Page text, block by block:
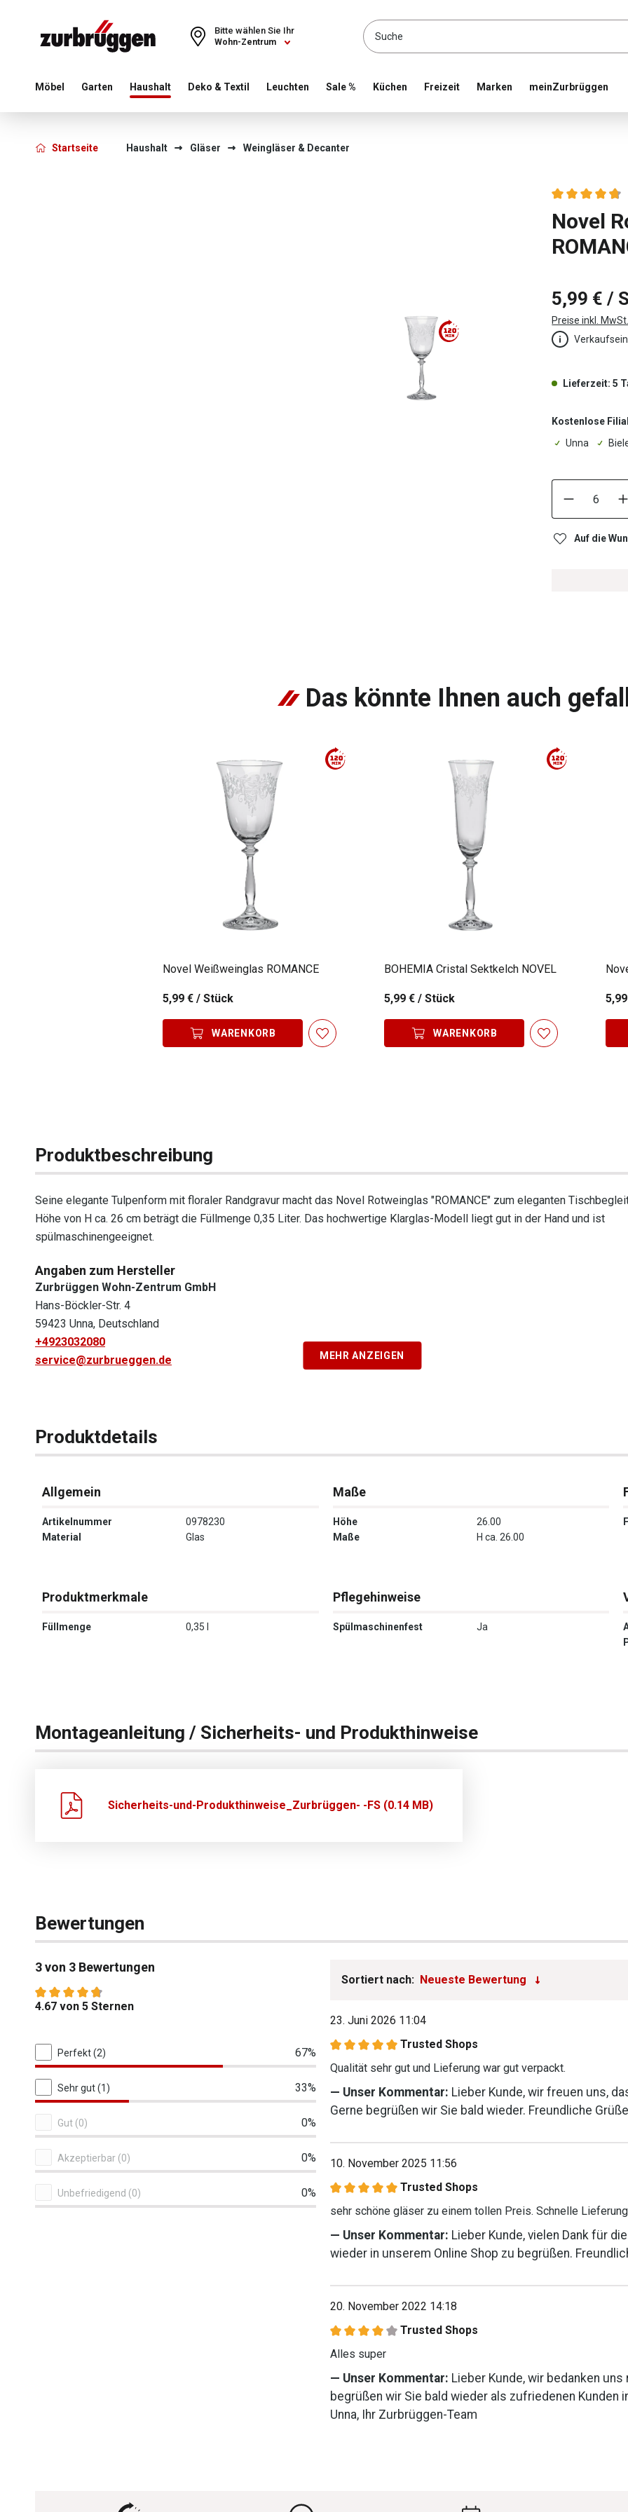
Choose a different country or region to see content for your location and shop online
Wohn-Zentrum
Bitte wählen Sie Ihr
Möbel Garten Haushalt Deko & Textil Leuchten Sale % Küchen Freizeit Marken meinZurbrüggen
Startseite Haushalt Gläser Weingläser & Decanter
Novel
5,99 € /
Preise inkl.
Lieferzeit: 5
Kostenlose
Unna
Auf die
Das könnte Ihnen auch
Novel Weißweinglas ROMANCE
5,99 € / Stück
WARENKORB
BOHEMIA Cristal Sektkelch NOVEL
5,99 € / Stück
WARENKORB
Produktbeschreibung
Seine elegante Tulpenform mit floraler Randgravur macht das Novel Rotweinglas "ROMANCE" zum eleganten
Höhe von H ca. 26 cm beträgt die Füllmenge 0,35 Liter. Das hochwertige Klarglas-Modell liegt gut in der Hand und ist
spülmaschinengeeignet.
Angaben zum Hersteller
Zurbrüggen Wohn-Zentrum GmbH
Hans-Böckler-Str. 4
59423 Unna, Deutschland
+4923032080
service@zurbrueggen.de
MEHR ANZEIGEN
Produktdetails
Allgemein
Artikelnummer
0978230
Material
Glas
Maße
Höhe
26.00
Maße
H ca. 26.00
Produktmerkmale
Füllmenge 0,35 l
Pflegehinweise
Spülmaschinenfest Ja
Montageanleitung / Sicherheits- und Produkthinweise
Sicherheits-und-Produkthinweise_Zurbrüggen- -FS (0.14 MB)
Bewertungen
3 von 3 Bewertungen
Durchschnittliche Bewertung von 4.67 von 5 Sternen
4.67 von 5 Sternen
3 von 3 Bewertungen
Perfekt (2) 67%
Sehr gut (1) 33%
Gut (0) 0%
Akzeptierbar (0) 0%
Unbefriedigend (0) 0%
Sortiert nach:
23. Juni 2026 11:04
Bewertung mit 5 von 5 Sternen
Trusted Shops
Qualität sehr gut und Lieferung war gut verpackt.
Unser Kommentar: Lieber Kunde, wir freuen uns,
Gerne begrüßen wir Sie bald wieder. Freundliche
10. November 2025 11:56
Bewertung mit 5 von 5 Sternen
Trusted Shops
sehr schöne gläser zu einem tollen Preis. Schnelle
Unser Kommentar: Lieber Kunde, vielen Dank für
wieder in unserem Online Shop zu begrüßen.
20. November 2022 14:18
Bewertung mit 4 von 5 Sternen
Trusted Shops
Alles super
Unser Kommentar: Lieber Kunde, wir bedanken
begrüßen wir Sie bald wieder als zufriedenen Kunden
Unna, Ihr Zurbrüggen-Team